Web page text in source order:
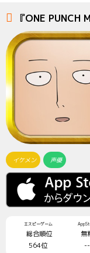
『ONE PUNCH
イケメン 声優
エスピーゲーム
総合順位
564位
無
--